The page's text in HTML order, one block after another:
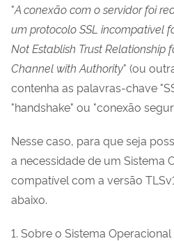
"A conexão com o servidor foi
um protocolo SSL incompatível
Not Establish Trust Relationship
Channel with Authority" (ou
contenha as palavras-chave
"handshake" ou "conexão
Nesse caso, para que seja
a necessidade de um Sistema
compatível com a versão
abaixo.
1. Sobre o Sistema Operacional